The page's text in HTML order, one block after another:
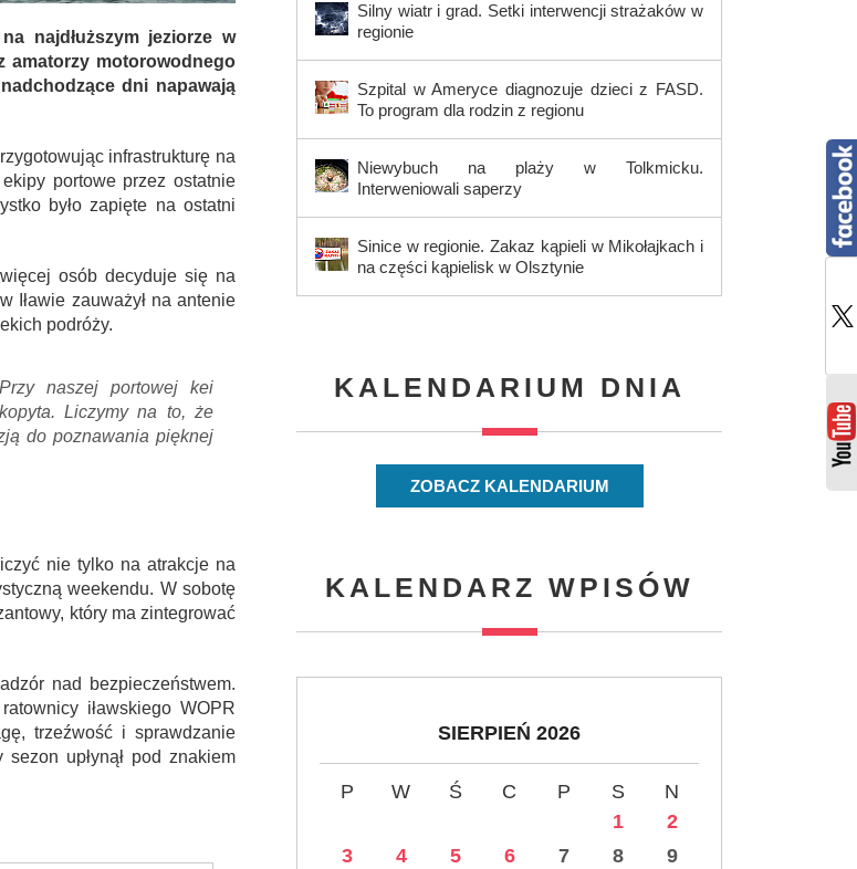
najdłuższym jeziorze w
amatorzy motorowodnego
dni napawają
infrastrukturę na
portowe przez ostatnie
było zapięte na ostatni
osób decyduje się na
Iławie zauważył na antenie
podróży.
naszej portowej kei
Liczymy na to, że
do poznawania pięknej
nie tylko na atrakcje na
weekendu. W sobotę
który ma zintegrować
nad bezpieczeństwem.
iławskiego WOPR
trzeźwość i sprawdzanie
upłynął pod znakiem
Silny wiatr i grad. Setki interwencji strażaków w
regionie
Szpital w Ameryce diagnozuje dzieci z FASD.
To program dla rodzin z regionu
Niewybuch na plaży w Tolkmicku.
Interweniowali saperzy
Sinice w regionie. Zakaz kąpieli w Mikołajkach i
na części kąpielisk w Olsztynie
KALENDARIUM DNIA
ZOBACZ KALENDARIUM
KALENDARZ WPISÓW
SIERPIEŃ 2026
P W Ś C P S
N
1
2
3
4 5 6 7 8
9